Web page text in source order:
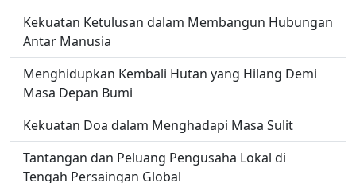
Kekuatan Ketulusan dalam Membangun Hubungan
Antar Manusia
Menghidupkan Kembali Hutan yang Hilang Demi
Masa Depan Bumi
Kekuatan Doa dalam Menghadapi Masa Sulit
Tantangan dan Peluang Pengusaha Lokal di
Tengah Persaingan Global